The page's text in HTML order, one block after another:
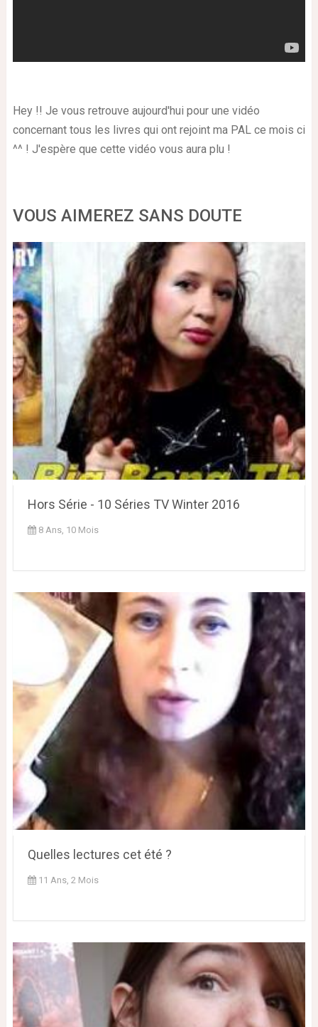
Hey !! Je vous retrouve aujourd'hui pour une vidéo
concernant tous les livres qui ont rejoint ma PAL ce mois ci
^^ ! J'espère que cette vidéo vous aura plu !
VOUS AIMEREZ SANS DOUTE
Hors Série - 10 Séries TV Winter 2016
8 Ans, 10 Mois
Quelles lectures cet été ?
11 Ans, 2 Mois